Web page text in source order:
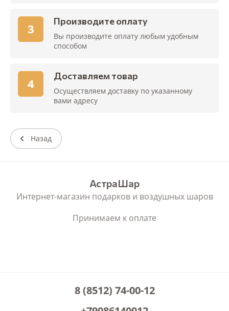
3
Производите оплату
Вы производите оплату любым удобным
способом
4
Доставляем товар
Осуществляем доставку по указанному
вами адресу
Назад
АстраШар
Интернет-магазин подарков и воздушных шаров
Принимаем к оплате
8 (8512) 74-00-12